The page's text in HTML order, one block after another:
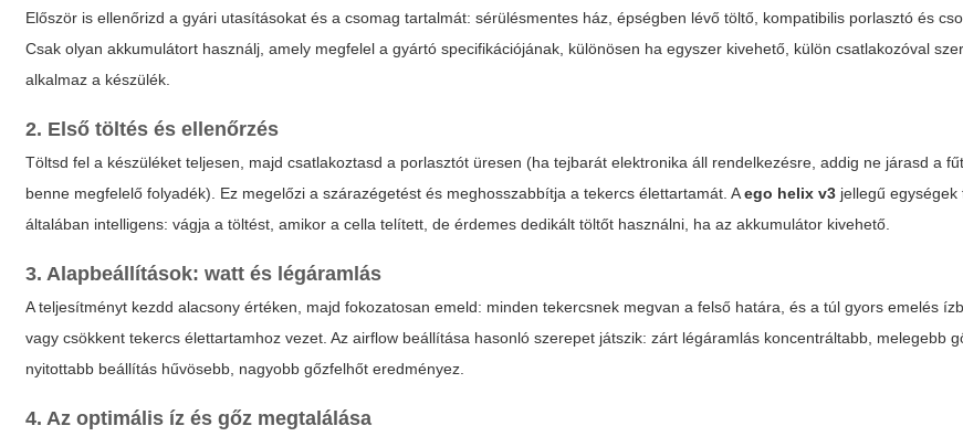
Először is ellenőrizd a gyári utasításokat és a csomag tartalmát: sérülésmentes ház, épségben lévő töltő, kompatibilis porlasztó és
Csak olyan akkumulátort használj, amely megfelel a gyártó specifikációjának, különösen ha egyszer kivehető, külön csatlakozóval
alkalmaz a készülék.
2. Első töltés és ellenőrzés
Töltsd fel a készüléket teljesen, majd csatlakoztasd a porlasztót üresen (ha tejbarát elektronika áll rendelkezésre, addig ne járasd a
benne megfelelő folyadék). Ez megelőzi a szárazégetést és meghosszabbítja a tekercs élettartamát. Aego helix v3 jellegű egységek
általában intelligens: vágja a töltést, amikor a cella telített, de érdemes dedikált töltőt használni, ha az akkumulátor kivehető.
3. Alapbeállítások: watt és légáramlás
A teljesítményt kezdd alacsony értéken, majd fokozatosan emeld: minden tekercsnek megvan a felső határa, és a túl gyors emelés
vagy csökkent tekercs élettartamhoz vezet. Az airflow beállítása hasonló szerepet játszik: zárt légáramlás koncentráltabb, melegebb
nyitottabb beállítás hűvösebb, nagyobb gőzfelhőt eredményez.
4. Az optimális íz és gőz megtalálása